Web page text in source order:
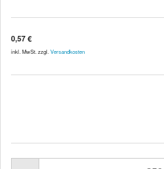
0,57 €
inkl. MwSt. zzgl. Versandkosten